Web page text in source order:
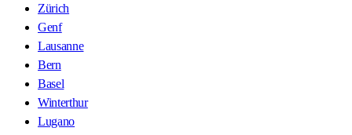
Zürich
Genf
Lausanne
Bern
Basel
Winterthur
Lugano